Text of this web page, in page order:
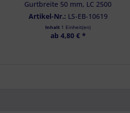
Gurtbreite 50 mm, LC 2500
daN, Bruchkraft 5000 daN
Artikel-Nr.: LS-EB-10619
Inhalt 1 Einheit(en)
ab 4,80 € *